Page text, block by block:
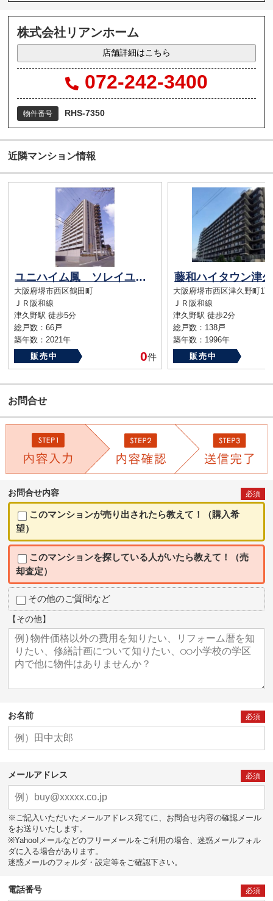
株式会社リアンホーム
店舗詳細はこちら
072-242-3400
物件番号 RHS-7350
近隣マンション情報
ユニハイム鳳 ソレイユ 中古マンション （津久野駅）
大阪府堺市西区鶴田町
ＪＲ阪和線
津久野駅 徒歩5分
総戸数：66戸
築年数：2021年
販売中
0件
大阪府堺市西区津久野町1
ＪＲ阪和線
津久野駅 徒歩2分
総戸数：138戸
築年数：1996年
販売中
お問合せ
お問合せ内容 必須
このマンションが売り出されたら教えて！（購入希
望）
このマンションを探している人がいたら教えて！（売
却査定）
その他のご質問など
【その他】
お名前 必須
メールアドレス 必須
※ご記入いただいたメールアドレス宛てに、お問合せ内容の確認メール
をお送りいたします。
※Yahoo!メールなどのフリーメールをご利用の場合、迷惑メールフォル
ダに入る場合があります。
迷惑メールのフォルダ・設定等をご確認下さい。
電話番号 必須